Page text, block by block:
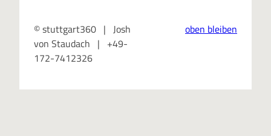
© stuttgart360 | Josh
von Staudach | +49-
172-7412326
oben bleiben